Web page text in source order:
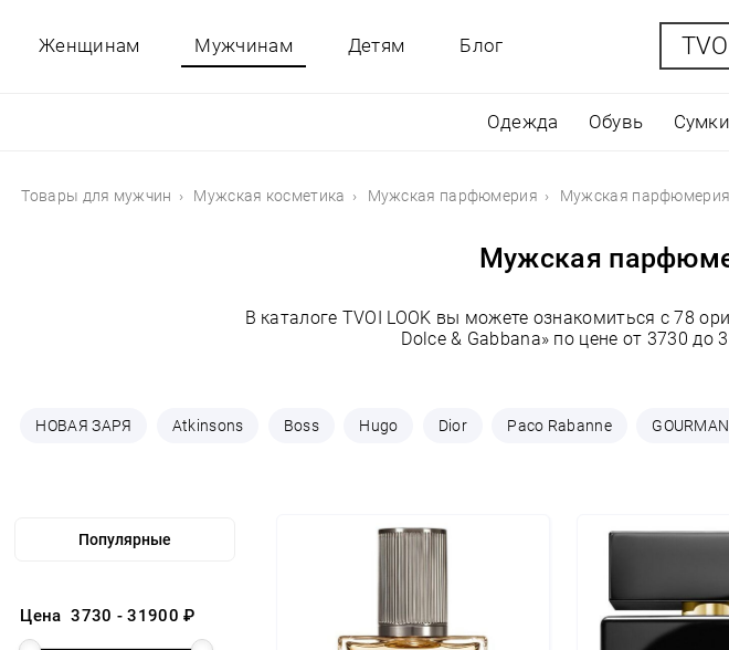
Женщинам Мужчинам
Одежда Обувь Сумки
Детям Блог
Товары для мужчин Мужская косметика Мужская парфюмерия Мужская парфюмерия
Мужская
В каталоге TVOI LOOK вы можете ознакомиться с 78
Dolce & Gabbana» по цене от 3730
НОВАЯ ЗАРЯ Atkinsons Boss Hugo Dior Paco Rabanne GOURMAN
Цена3730 -31900 ₽